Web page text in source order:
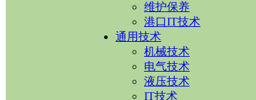
维护保养
港口IT技术
通用技术
机械技术
电气技术
液压技术
IT技术